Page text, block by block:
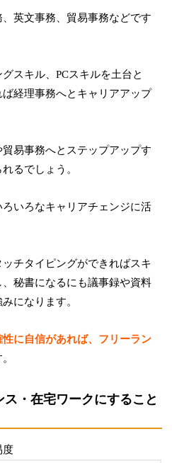
英文事務、貿易事務などです
スキル、PCスキルを土台と
経理事務へとキャリアアップ
易事務へとステップアップす
るでしょう。
いろなキャリアチェンジに活
チタイピングができればスキ
秘書になるにも議事録や資料
になります。
に自信があれば、フリーラン
・在宅ワークにすること
度